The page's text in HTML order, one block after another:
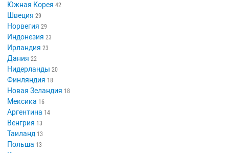
Южная Корея 42
Швеция 29
Норвегия 29
Индонезия 23
Ирландия 23
Дания 22
Нидерланды 20
Финляндия 18
Новая Зеландия 18
Мексика 16
Аргентина 14
Венгрия 13
Таиланд 13
Польша 13